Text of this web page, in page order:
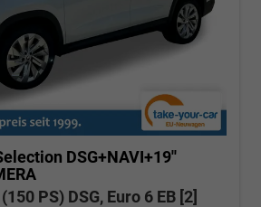
DSG+NAVI+19''
PS) DSG, Euro 6 EB [2]